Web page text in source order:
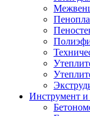
Инструмент и